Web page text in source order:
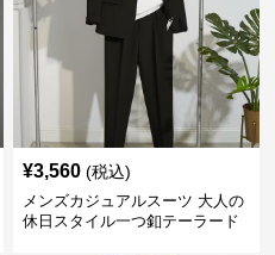
¥3,560 (税込)
メンズカジュアルスーツ 大人の
休日スタイル一つ釦テーラード